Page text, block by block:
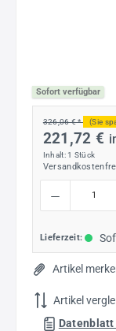
Sofort verfügbar
326,06 € * (Sie
221,72 €
Inhalt: 1 Stück
Lieferzeit:
Artikel
Artikel
Datenblatt